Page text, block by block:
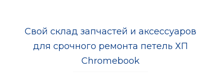
Свой склад запчастей и аксессуаров
для срочного ремонта петель ХП
Chromebook